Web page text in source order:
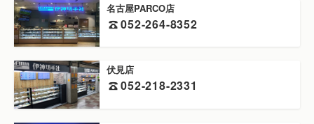
名古屋PARCO店
052-264-8352
伏見店
052-218-2331